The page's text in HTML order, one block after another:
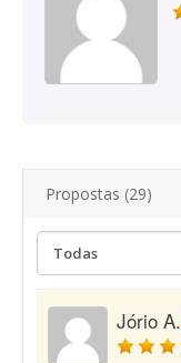
Propostas (29)
Jório A.